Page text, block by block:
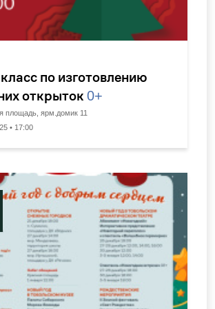
по изготовлению
открыток 0+
площадь, ярм.домик 11
• 17:00